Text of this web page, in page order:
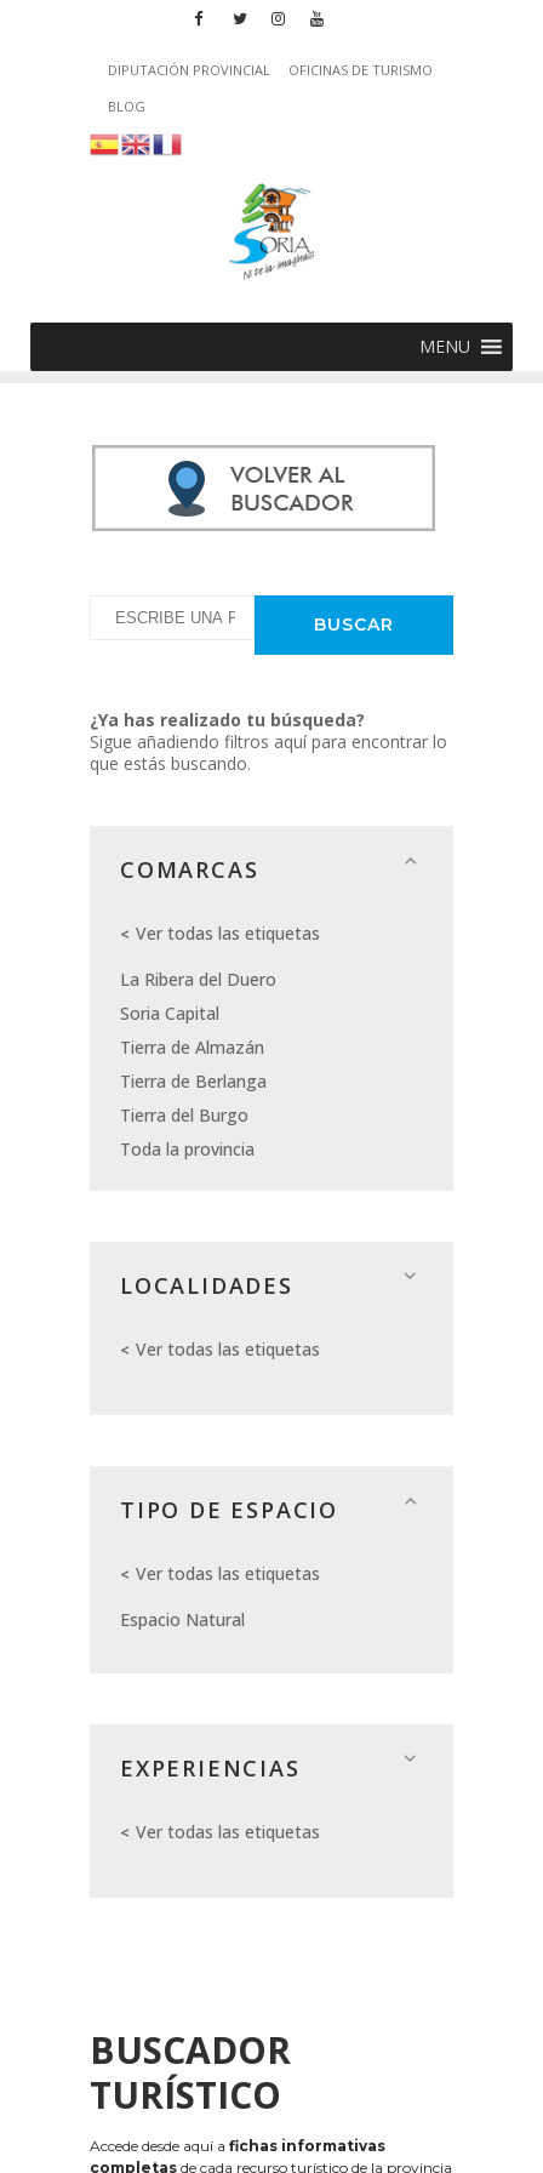
DIPUTACIÓN PROVINCIAL
OFICINAS DE TURISMO
BLOG
MENU
¿Ya has realizado tu búsqueda?
Sigue añadiendo filtros aquí para encontrar lo
que estás buscando.
COMARCAS
Ver todas las etiquetas
La Ribera del Duero
Soria Capital
Tierra de Almazán
Tierra de Berlanga
Tierra del Burgo
Toda la provincia
LOCALIDADES
Ver todas las etiquetas
TIPO DE ESPACIO
Ver todas las etiquetas
Espacio Natural
EXPERIENCIAS
Ver todas las etiquetas
BUSCADOR
TURÍSTICO
Accede desde aquí a fichas informativas
completas de cada recurso turístico de la provincia